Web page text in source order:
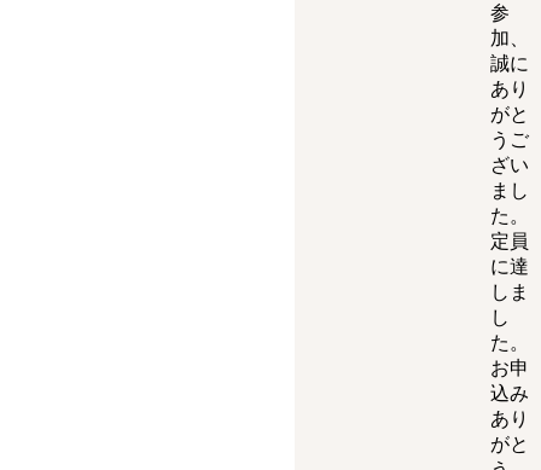
参
加、
誠に
あり
がと
うご
ざい
まし
た。
定員
に達
しま
し
た。
お申
込み
あり
がと